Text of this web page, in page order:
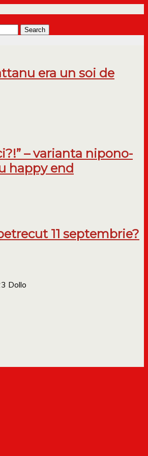
era un soi de
– varianta nipono-
happy end
11 septembrie?
Dollo